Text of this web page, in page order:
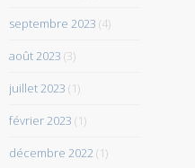
septembre 2023 (4)
août 2023 (3)
juillet 2023 (1)
février 2023 (1)
décembre 2022 (1)